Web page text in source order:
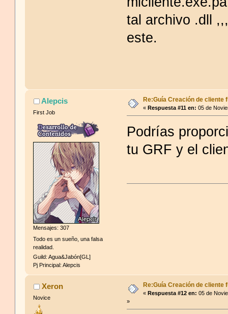
tal archivo .dll
este.
Alepcis
First Job
Mensajes: 307
Todo es un sueño, una falsa
realidad.
Guild: Agua&Jabón[GL]
Pj Principal: Alepcis
Re:Guía Creación de cliente
«Respuesta #11 en: 05 de
Podrías
tu GRF y el
Xeron
Novice
Re:Guía Creación de cliente
«Respuesta #12 en: 05 de
»